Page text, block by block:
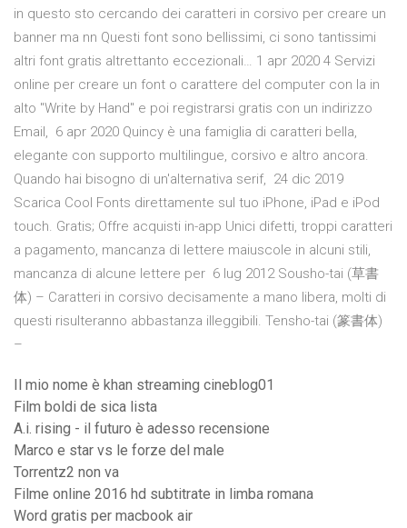
in questo sto cercando dei caratteri in corsivo per creare un
banner ma nn Questi font sono bellissimi, ci sono tantissimi
altri font gratis altrettanto eccezionali… 1 apr 2020 4 Servizi
online per creare un font o carattere del computer con la in
alto "Write by Hand" e poi registrarsi gratis con un indirizzo
Email, 6 apr 2020 Quincy è una famiglia di caratteri bella,
elegante con supporto multilingue, corsivo e altro ancora.
Quando hai bisogno di un'alternativa serif, 24 dic 2019
Scarica Cool Fonts direttamente sul tuo iPhone, iPad e iPod
touch. Gratis; Offre acquisti in-app Unici difetti, troppi caratteri
a pagamento, mancanza di lettere maiuscole in alcuni stili,
mancanza di alcune lettere per 6 lug 2012 Sousho-tai (草書
体) – Caratteri in corsivo decisamente a mano libera, molti di
questi risulteranno abbastanza illeggibili. Tensho-tai (篆書体)
–
Il mio nome è khan streaming cineblog01
Film boldi de sica lista
A.i. rising - il futuro è adesso recensione
Marco e star vs le forze del male
Torrentz2 non va
Filme online 2016 hd subtitrate in limba romana
Word gratis per macbook air